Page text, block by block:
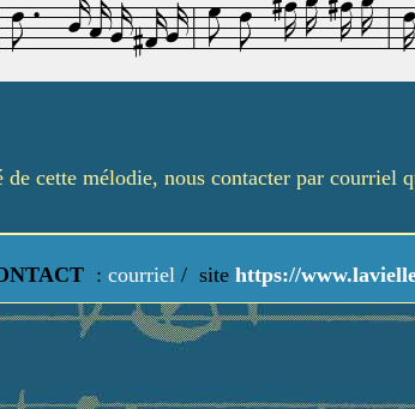
cette mélodie, nous contacter par courriel
: courriel / site https://